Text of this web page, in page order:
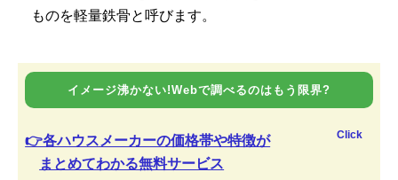
ものを軽量鉄骨と呼びます。
イメージ沸かない!Webで調べるのはもう限界?
👉各ハウスメーカーの価格帯や特徴が
まとめてわかる無料サービス
Click